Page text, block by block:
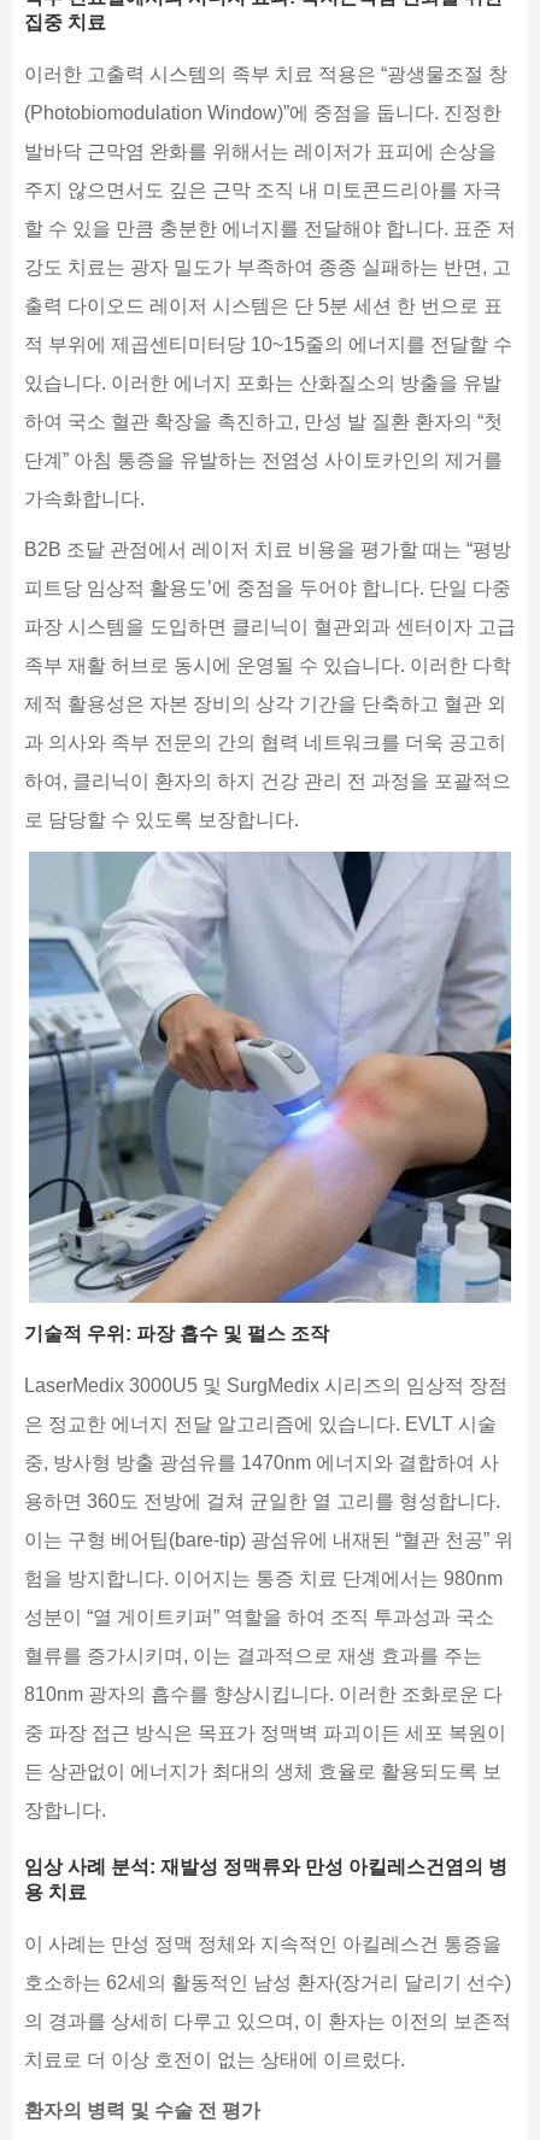
집중 치료
이러한 고출력 시스템의 족부 치료 적용은 “광생물조절 창
(Photobiomodulation Window)”에 중점을 둡니다. 진정한
발바닥 근막염 완화를 위해서는 레이저가 표피에 손상을
주지 않으면서도 깊은 근막 조직 내 미토콘드리아를 자극
할 수 있을 만큼 충분한 에너지를 전달해야 합니다. 표준 저
강도 치료는 광자 밀도가 부족하여 종종 실패하는 반면, 고
출력 다이오드 레이저 시스템은 단 5분 세션 한 번으로 표
적 부위에 제곱센티미터당 10~15줄의 에너지를 전달할 수
있습니다. 이러한 에너지 포화는 산화질소의 방출을 유발
하여 국소 혈관 확장을 촉진하고, 만성 발 질환 환자의 “첫
단계” 아침 통증을 유발하는 전염성 사이토카인의 제거를
가속화합니다.
B2B 조달 관점에서 레이저 치료 비용을 평가할 때는 “평방
피트당 임상적 활용도’에 중점을 두어야 합니다. 단일 다중
파장 시스템을 도입하면 클리닉이 혈관외과 센터이자 고급
족부 재활 허브로 동시에 운영될 수 있습니다. 이러한 다학
제적 활용성은 자본 장비의 상각 기간을 단축하고 혈관 외
과 의사와 족부 전문의 간의 협력 네트워크를 더욱 공고히
하여, 클리닉이 환자의 하지 건강 관리 전 과정을 포괄적으
로 담당할 수 있도록 보장합니다.
기술적 우위: 파장 흡수 및 펄스 조작
LaserMedix 3000U5 및 SurgMedix 시리즈의 임상적 장점
은 정교한 에너지 전달 알고리즘에 있습니다. EVLT 시술
중, 방사형 방출 광섬유를 1470nm 에너지와 결합하여 사
용하면 360도 전방에 걸쳐 균일한 열 고리를 형성합니다.
이는 구형 베어팁(bare-tip) 광섬유에 내재된 “혈관 천공” 위
험을 방지합니다. 이어지는 통증 치료 단계에서는 980nm
성분이 “열 게이트키퍼” 역할을 하여 조직 투과성과 국소
혈류를 증가시키며, 이는 결과적으로 재생 효과를 주는
810nm 광자의 흡수를 향상시킵니다. 이러한 조화로운 다
중 파장 접근 방식은 목표가 정맥벽 파괴이든 세포 복원이
든 상관없이 에너지가 최대의 생체 효율로 활용되도록 보
장합니다.
임상 사례 분석: 재발성 정맥류와 만성 아킬레스건염의 병
용 치료
이 사례는 만성 정맥 정체와 지속적인 아킬레스건 통증을
호소하는 62세의 활동적인 남성 환자(장거리 달리기 선수)
의 경과를 상세히 다루고 있으며, 이 환자는 이전의 보존적
치료로 더 이상 호전이 없는 상태에 이르렀다.
환자의 병력 및 수술 전 평가